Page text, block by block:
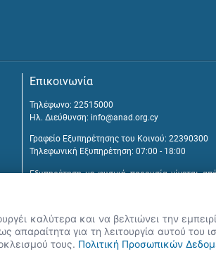
Επικοινωνία
Τηλέφωνο: 22515000
Ηλ. Διεύθυνση: info@anad.org.cy
Γραφείο Εξυπηρέτησης του Κοινού: 22390300
Τηλεφωνική Εξυπηρέτηση: 07:00 - 18:00
Εξυπηρέτηση με φυσική παρουσία γίνεται
Τ.Θ. 25431, 1392 Λευκωσία, Κύπρος
καλύτερα και να βελτιώνει την
για τη λειτουργία αυτού του
τους. Πολιτική Προσωπικών